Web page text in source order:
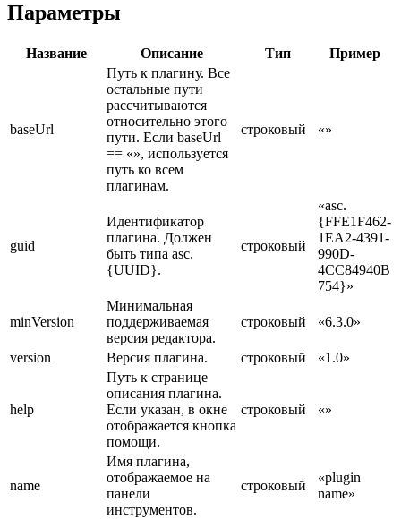
Параметры
Название Описание Тип Пример
baseUrl
Путь к плагину. Все
остальные пути
рассчитываются
относительно этого
пути. Если baseUrl
== «», используется
путь ко всем
плагинам.
строковый «»
guid
Идентификатор
плагина. Должен
быть типа asc.
{UUID}.
строковый
«asc.
{FFE1F462-
1EA2-4391-
990D-
4CC84940B
754}»
minVersion
Минимальная
поддерживаемая
версия редактора.
строковый «6.3.0»
version Версия плагина. строковый «1.0»
help
Путь к странице
описания плагина.
Если указан, в окне
отображается кнопка
помощи.
строковый «»
name
Имя плагина,
отображаемое на
панели
инструментов.
строковый
«plugin
name»